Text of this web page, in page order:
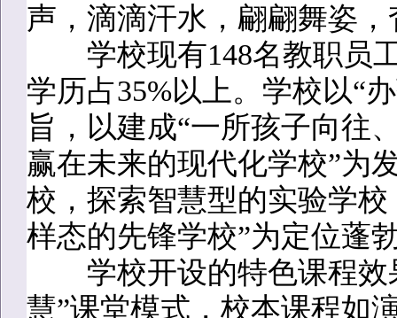
声，滴滴汗水，翩翩舞姿
学校现有148名教职员工
学历占35%以上。学校以“
旨，以建成“一所孩子向往
赢在未来的现代化学校”为
校，探索智慧型的实验学
样态的先锋学校”为定位蓬
学校开设的特色课程效
慧”课堂模式，校本课程如